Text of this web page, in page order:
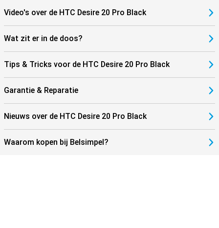
Video's over de HTC Desire 20 Pro Black
Wat zit er in de doos?
Tips & Tricks voor de HTC Desire 20 Pro Black
Garantie & Reparatie
Nieuws over de HTC Desire 20 Pro Black
Waarom kopen bij Belsimpel?